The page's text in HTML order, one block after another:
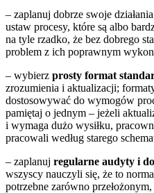
– zaplanuj dobrze swoje
ustaw procesy, które są albo
na tyle rzadko, że bez dobrego
problem z ich poprawnym
– wybierz prosty format
zrozumienia i aktualizacji;
dostosowywać do wymogów
pamiętaj o jednym – jeżeli
i wymaga dużo wysiłku,
pracowali według starego
– zaplanuj regularne audyty i
wszyscy nauczyli się, że to
potrzebne zarówno